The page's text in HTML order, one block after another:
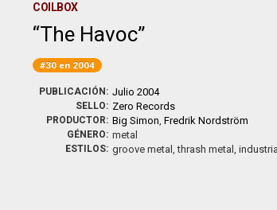
COILBOX
The Havoc
#30 en 2004
PUBLICACIÓN: Julio 2004
SELLO: Zero Records
PRODUCTOR: Big Simon,Fredrik Nordström
GÉNERO: metal
ESTILOS: groove metal, thrash metal,